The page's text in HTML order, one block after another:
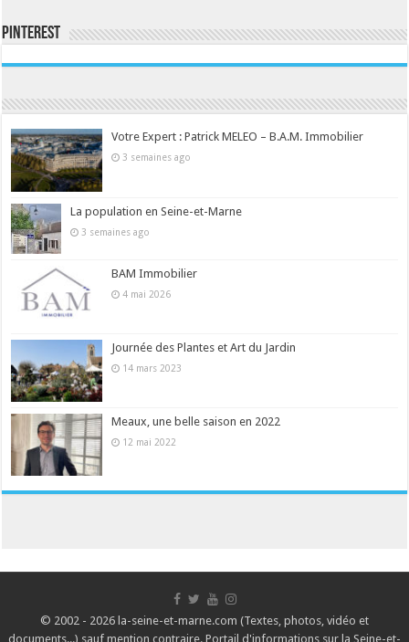
Pinterest
Votre Expert : Patrick MELEO – B.A.M. Immobilier
3 semaines ago
La population en Seine-et-Marne
3 semaines ago
BAM Immobilier
4 mai 2026
Journée des Plantes et Art du Jardin
14 mars 2023
Meaux, une belle saison en 2022
12 mai 2022
© 2002 - 2026 la-seine-et-marne.com (Textes, photos, vidéo et
documents...) sauf mention contraire. Portail d'informations sur la Seine-et-